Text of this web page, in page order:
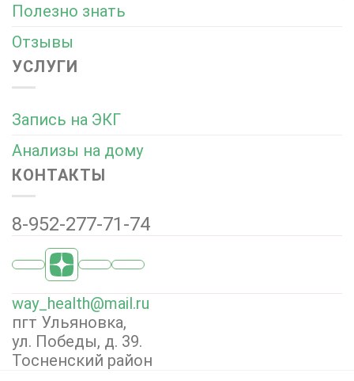
Полезно знать
Отзывы
УСЛУГИ
Запись на ЭКГ
Анализы на дому
КОНТАКТЫ
8-952-277-71-74
way_health@mail.ru
пгт Ульяновка,
ул. Победы, д. 39.
Тосненский район